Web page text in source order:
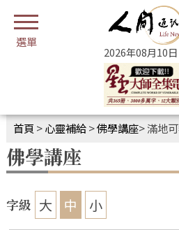
2026年08月10
首頁 >心靈補給>佛學講座>滿地可華
佛學講座
字級 大 中 小